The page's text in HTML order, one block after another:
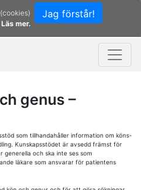
Jag förstår!
Läs mer.
genus –
som tillhandahåller information om köns-
Kunskapsstödet är avsedd främst för
generella och ska inte ses som
läkare som ansvarar för patientens